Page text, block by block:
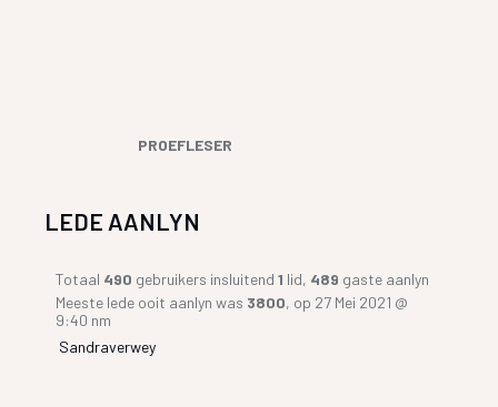
PROEFLESER
LEDE AANLYN
Totaal 490 gebruikers insluitend1 lid, 489 gaste aanlyn
Meeste lede ooit aanlyn was 3800, op 27 Mei 2021 @
9:40 nm
Sandraverwey